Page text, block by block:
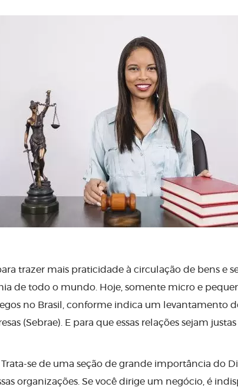
trazer mais praticidade à circulação de bens e
de todo o mundo. Hoje, somente micro e
no Brasil, conforme indica um levantamento
(Sebrae). E para que essas relações sejam
Trata-se de uma seção de grande importância do
organizações. Se você dirige um negócio, é